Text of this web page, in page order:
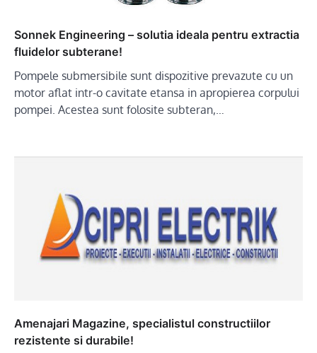
Sonnek Engineering – solutia ideala pentru extractia
fluidelor subterane!
Pompele submersibile sunt dispozitive prevazute cu un
motor aflat intr-o cavitate etansa in apropierea corpului
pompei. Acestea sunt folosite subteran,…
Amenajari Magazine, specialistul constructiilor
rezistente si durabile!